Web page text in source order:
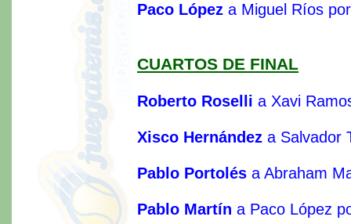
Paco López a Miguel Ríos
CUARTOS DE FINAL
Roberto Roselli a Xavi
Xisco Hernández a Salvador
Pablo Portolés a Abraham
Pablo Martín a Paco López